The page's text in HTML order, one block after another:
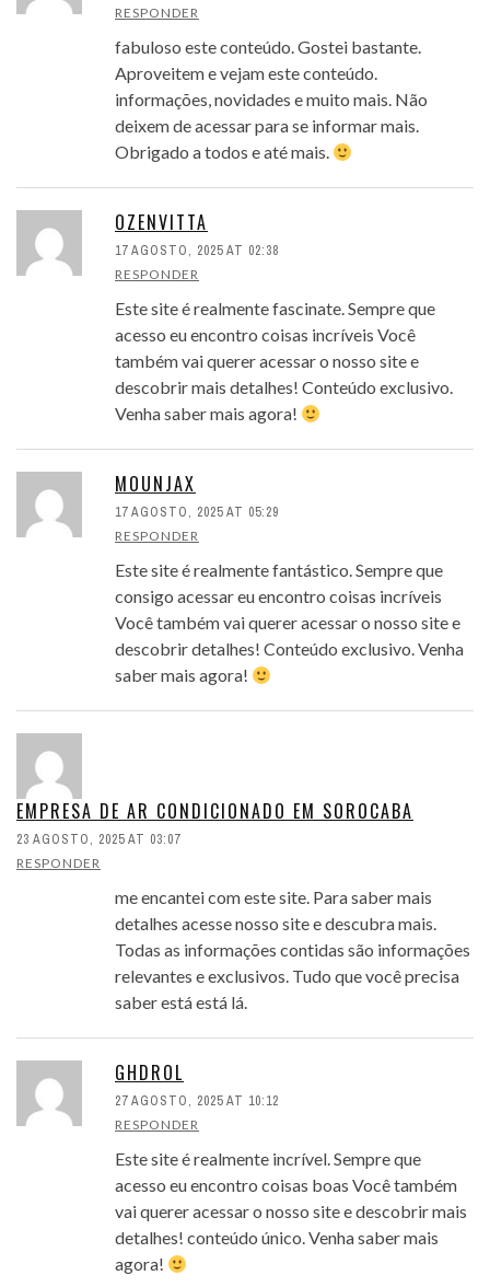
RESPONDER
fabuloso este conteúdo. Gostei bastante.
Aproveitem e vejam este conteúdo.
informações, novidades e muito mais. Não
deixem de acessar para se informar mais.
Obrigado a todos e até mais.
OZENVITTA
17 AGOSTO, 2025 AT 02:38
RESPONDER
Este site é realmente fascinate. Sempre que
acesso eu encontro coisas incríveis Você
também vai querer acessar o nosso site e
descobrir mais detalhes! Conteúdo exclusivo.
Venha saber mais agora!
MOUNJAX
17 AGOSTO, 2025 AT 05:29
RESPONDER
Este site é realmente fantástico. Sempre que
consigo acessar eu encontro coisas incríveis
Você também vai querer acessar o nosso site e
descobrir detalhes! Conteúdo exclusivo. Venha
saber mais agora!
EMPRESA DE AR CONDICIONADO EM SOROCABA
23 AGOSTO, 2025 AT 03:07
RESPONDER
me encantei com este site. Para saber mais
detalhes acesse nosso site e descubra mais.
Todas as informações contidas são informações
relevantes e exclusivos. Tudo que você precisa
saber está está lá.
GHDROL
27 AGOSTO, 2025 AT 10:12
RESPONDER
Este site é realmente incrível. Sempre que
acesso eu encontro coisas boas Você também
vai querer acessar o nosso site e descobrir mais
detalhes! conteúdo único. Venha saber mais
agora!